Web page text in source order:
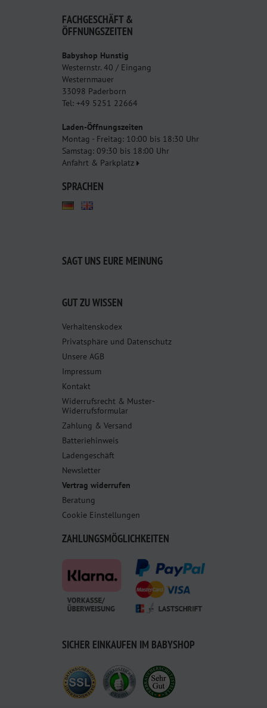
FACHGESCHÄFT &
ÖFFNUNGSZEITEN
Babyshop Hunstig
Westernstr. 40 / Eingang
Westernmauer
33098 Paderborn
Tel: +49 5251 22664
Laden-Öffnungszeiten
Montag - Freitag: 10:00 bis 18:30 Uhr
Samstag: 09:30 bis 18:00 Uhr
Anfahrt & Parkplatz
SPRACHEN
SAGT UNS EURE MEINUNG
GUT ZU WISSEN
Verhaltenskodex
Privatsphäre und Datenschutz
Unsere AGB
Impressum
Kontakt
Widerrufsrecht & Muster-
Widerrufsformular
Zahlung & Versand
Batteriehinweis
Ladengeschäft
Newsletter
Vertrag widerrufen
Beratung
Cookie Einstellungen
ZAHLUNGSMÖGLICHKEITEN
SICHER EINKAUFEN IM BABYSHOP